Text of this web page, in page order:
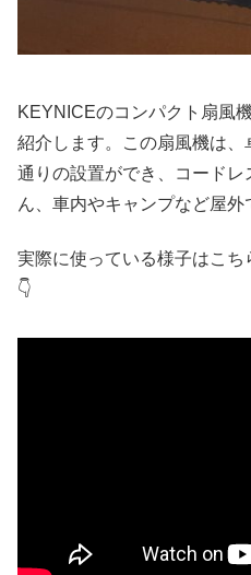
KEYNICEのコンパクト扇風
紹介します。この扇風機は
通りの設置ができ、コード
ん、車内やキャンプなど屋外
実際に使っている様子はこ
👇